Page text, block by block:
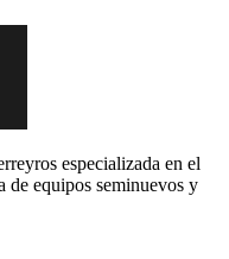
especializada en el
de equipos seminuevos y